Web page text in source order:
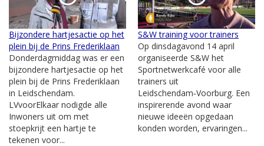
Bijzondere hartjesactie op het
plein bij de Prins Frederiklaan
Donderdagmiddag was er een
bijzondere hartjesactie op het
plein bij de Prins Frederiklaan
in Leidschendam.
LVvoorElkaar nodigde alle
Inwoners uit om met
stoepkrijt een hartje te
tekenen voor...
S&W training voor trainers
Op dinsdagavond 14 april
organiseerde S&W het
Sportnetwerkcafé voor alle
trainers uit
Leidschendam‑Voorburg. Een
inspirerende avond waar
nieuwe ideeën opgedaan
konden worden, ervaringen...